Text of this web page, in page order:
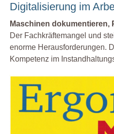
Digitalisierung im
Maschinen dokumentieren,
Der Fachkräftemangel und
enorme Herausforderungen.
Kompetenz im